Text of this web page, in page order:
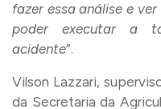
fazer essa análise e
poder executar a
acidente”.
Vilson Lazzari,
da Secretaria da